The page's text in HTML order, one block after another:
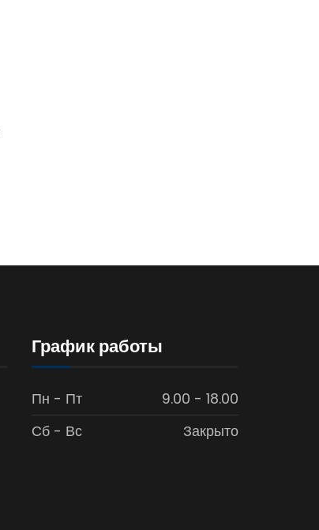
График работы
Пн - Пт
9.00 - 18.00
Сб - Вс
Закрыто